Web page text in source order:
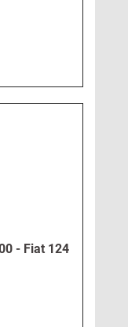
- Fiat 124